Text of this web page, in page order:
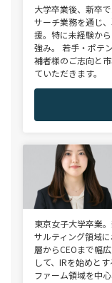
大学卒業後、新卒
サーチ業務を通じ
援。特に未経験か
強み。 若手・ポテ
補者様のご志向と
ていただきます。
東京女子大学卒業
サルティング領域
層からCEOまで幅
して、IRを始めと
ファーム領域を中